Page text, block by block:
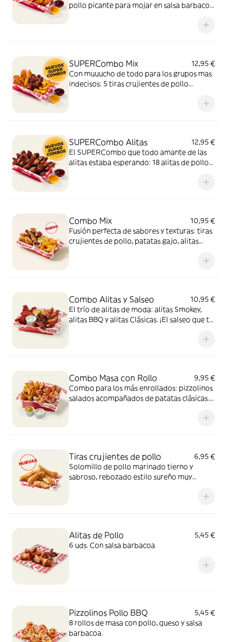
pollo picante para mojar en salsa barbacoa
de solomillos de pollo, tiernos y sabrosos,
SUPERCombo Mix
12,95 €
Con muuucho de todo para los grupos mas
indecisos: 5 tiras crujientes de pollo
acompañadas con salsa barbacoa y miel y
SUPERCombo Alitas
12,95 €
El SUPERCombo que todo amante de las
alitas estaba esperando: 18 alitas de pollo
Combo Mix
10,95 €
Fusión perfecta de sabores y texturas: tiras
crujientes de pollo, patatas gajo, alitas
Combo Alitas y Salseo
10,95 €
El trío de alitas de moda: alitas Smokey,
alitas BBQ y alitas Clásicas. ¡El salseo que tu
Combo Masa con Rollo
9,95 €
Combo para los más enrollados: pizzolinos
salados acompañados de patatas clásicas.
Tiras crujientes de pollo
6,95 €
Solomillo de pollo marinado tierno y
sabroso, rebozado estilo sureño muy
Alitas de Pollo
5,45 €
6 uds. Con salsa barbacoa
Pizzolinos Pollo BBQ
5,45 €
8 rollos de masa con pollo, queso y salsa
barbacoa.